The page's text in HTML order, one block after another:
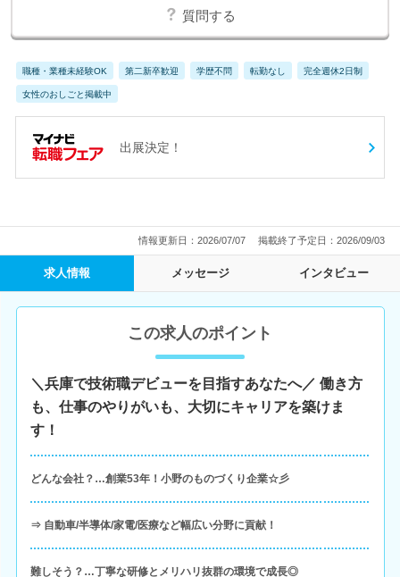
質問する
職種・業種未経験OK 第二新卒歓迎 学歴不問 転勤なし 完全週休2日制
女性のおしごと掲載中
出展決定！
情報更新日：2026/07/07 掲載終了予定日：2026/09/03
求人情報 メッセージ インタビュー
この求人のポイント
＼兵庫で技術職デビューを目指すあなたへ／ 働き方
も、仕事のやりがいも、大切にキャリアを築けま
す！
どんな会社？…創業53年！小野のものづくり企業☆彡
⇒ 自動車/半導体/家電/医療など幅広い分野に貢献！
難しそう？…丁寧な研修とメリハリ抜群の環境で成長◎